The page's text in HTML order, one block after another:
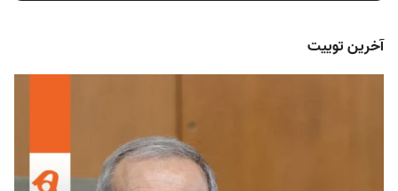
آخرین توییت